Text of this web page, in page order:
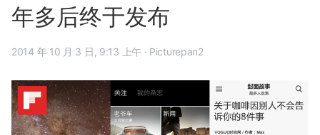
年多后终于发布
2014 年 10 月 3 日, 9:13 上午 · Picturepan2